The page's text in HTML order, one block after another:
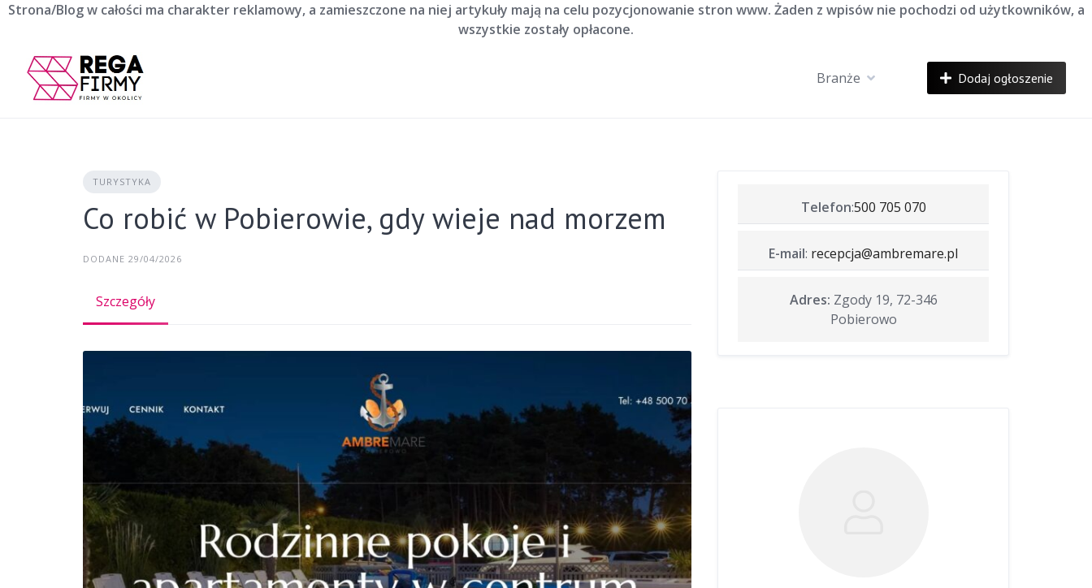
Strona/Blog w całości ma charakter reklamowy, a zamieszczone na niej artykuły mają na celu pozycjonowanie stron www. Żaden z wpisów nie pochodzi od użytkowników, a
wszystkie zostały opłacone.
Skip
Branże
Dodaj ogłoszenie
TURYSTYKA
Co robić w Pobierowie, gdy wieje nad morzem
DODANE 29/04/2026
Szczegóły
Telefon:500 705 070
E-mail: recepcja@ambremare.pl
Adres: Zgody 19, 72-346
Pobierowo